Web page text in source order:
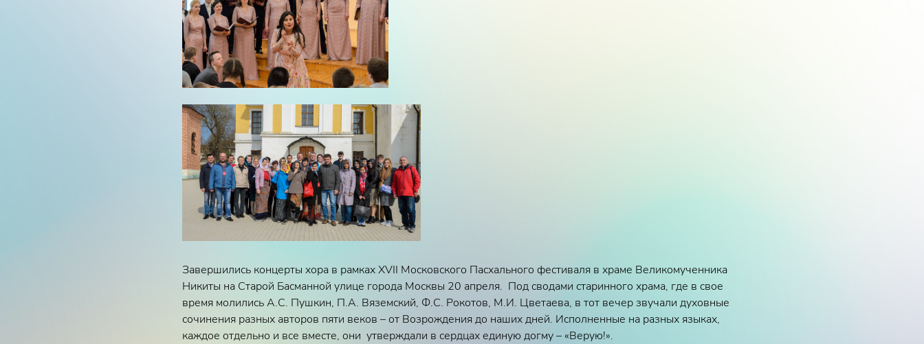
Завершились концерты хора в рамках XVII Московского Пасхального фестиваля в храме Великомученника
Никиты на Старой Басманной улице города Москвы 20 апреля. Под сводами старинного храма, где в свое
время молились А.С. Пушкин, П.А. Вяземский, Ф.С. Рокотов, М.И. Цветаева, в тот вечер звучали духовные
сочинения разных авторов пяти веков – от Возрождения до наших дней. Исполненные на разных языках,
каждое отдельно и все вместе, они утверждали в сердцах единую догму – «Верую!».